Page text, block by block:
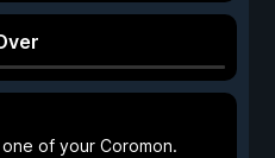
of your Coromon.